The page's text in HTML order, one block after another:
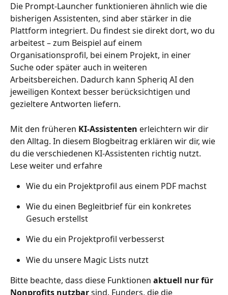
Die Prompt-Launcher funktionieren ähnlich wie die
bisherigen Assistenten, sind aber stärker in die
Plattform integriert. Du findest sie direkt dort, wo du
arbeitest – zum Beispiel auf einem
Organisationsprofil, bei einem Projekt, in einer
Suche oder später auch in weiteren
Arbeitsbereichen. Dadurch kann Spheriq AI den
jeweiligen Kontext besser berücksichtigen und
gezieltere Antworten liefern.
Mit den früheren KI-Assistenten erleichtern wir dir
den Alltag. In diesem Blogbeitrag erklären wir dir, wie
du die verschiedenen KI-Assistenten richtig nutzt.
Lese weiter und erfahre
Wie du ein Projektprofil aus einem PDF machst
Wie du einen Begleitbrief für ein konkretes
Gesuch erstellst
Wie du ein Projektprofil verbesserst
Wie du unsere Magic Lists nutzt
Bitte beachte, dass diese Funktionen aktuell nur für
Nonprofits nutzbar sind. Funders, die die